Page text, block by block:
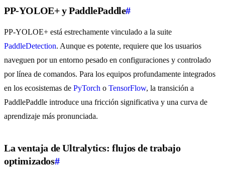
PP-YOLOE+ y PaddlePaddle#
PP-YOLOE+ está estrechamente vinculado a la suite
PaddleDetection. Aunque es potente, requiere que los usuarios
naveguen por un entorno pesado en configuraciones y controlado
por línea de comandos. Para los equipos profundamente integrados
en los ecosistemas de PyTorch o TensorFlow, la transición a
PaddlePaddle introduce una fricción significativa y una curva de
aprendizaje más pronunciada.
La ventaja de Ultralytics: flujos de trabajo
optimizados#